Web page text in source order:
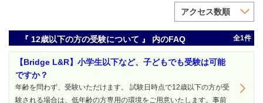
アクセス数順
『 12歳以下の方の受験について 』 内のFAQ 全1件
【Bridge L&R】小学生以下など、子どもでも受験は可能
ですか？
年齢を問わず、受験いただけます。 試験日時点で12歳以下の方が受
験される場合は、低年齢の方専用の環境をご用意いたします。事前